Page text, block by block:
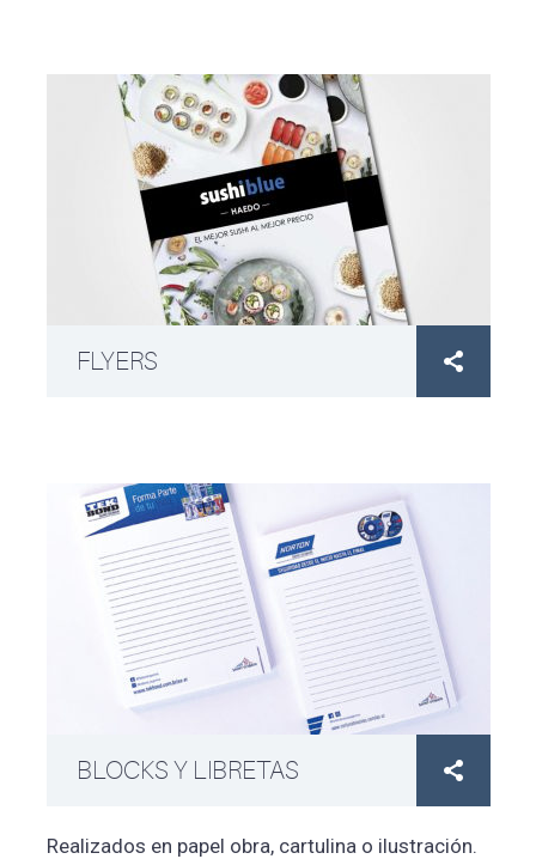
FLYERS 
BLOCKS Y LIBRETAS 
Realizados en papel obra, cartulina o ilustración.